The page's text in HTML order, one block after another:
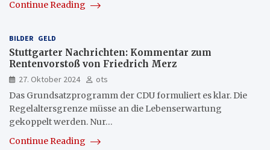
Continue Reading
BILDER GELD
Stuttgarter Nachrichten: Kommentar zum
Rentenvorstoß von Friedrich Merz
27. Oktober 2024
ots
Das Grundsatzprogramm der CDU formuliert es klar. Die
Regelaltersgrenze müsse an die Lebenserwartung
gekoppelt werden. Nur…
Continue Reading